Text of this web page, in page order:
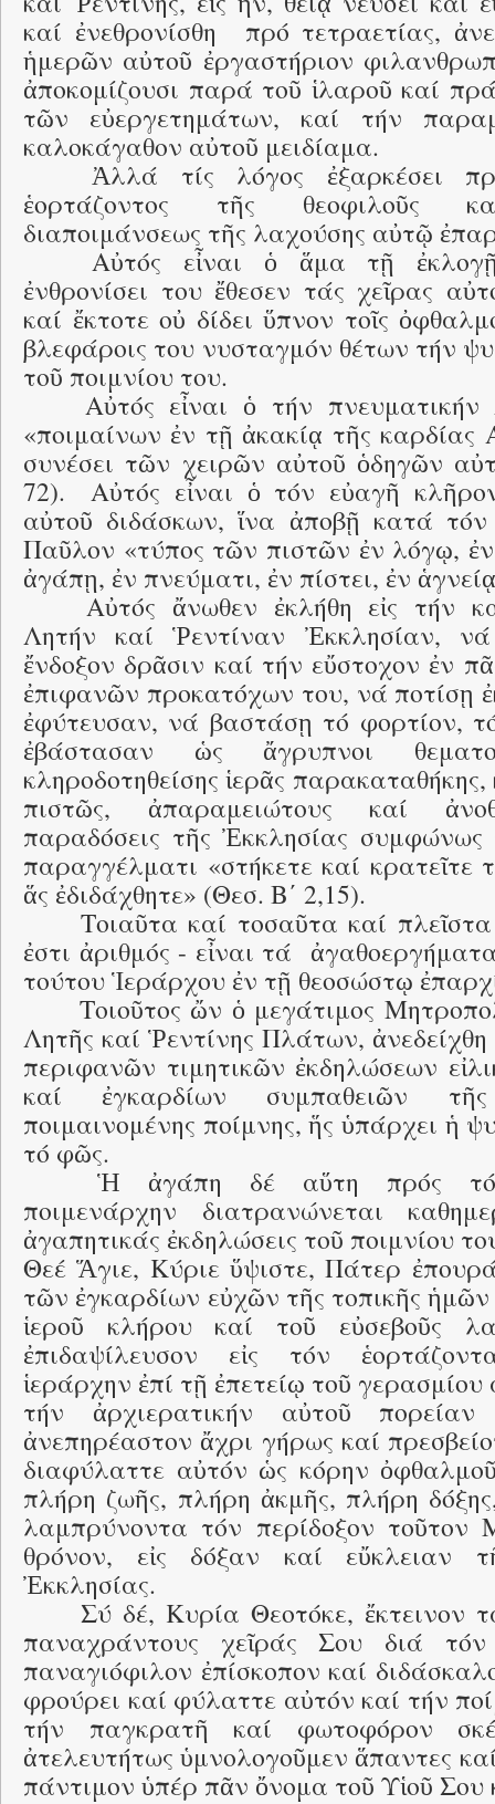
καί ἐνεθρονίσθη πρό τετραετίας,
ἡμερῶν αὐτοῦ ἐργαστήριον
ἀποκομίζουσι παρά τοῦ ἱλαροῦ καί
τῶν εὐεργετημάτων, καί τήν
καλοκάγαθον αὐτοῦ μειδίαμα.
Ἀλλά τίς λόγος ἐξαρκέσει
ἑορτάζοντος τῆς θεοφιλοῦς
διαποιμάνσεως τῆς λαχούσης αὐτῷ
Αὐτός εἶναι ὁ ἅμα τῇ
ἐνθρονίσει του ἔθεσεν τάς χεῖρας
καί ἔκτοτε οὐ δίδει ὕπνον τοῖς
βλεφάροις του νυσταγμόν θέτων τήν
τοῦ ποιμνίου του.
Αὐτός εἶναι ὁ τήν πνευματικήν
«ποιμαίνων ἐν τῇ ἀκακίᾳ τῆς καρδίας
συνέσει τῶν χειρῶν αὐτοῦ ὁδηγῶν
72).
Αὐτός εἶναι ὁ τόν εὐαγῆ
αὐτοῦ διδάσκων, ἵνα ἀποβῇ κατά
Παῦλον «τύπος τῶν πιστῶν ἐν λόγῳ,
ἀγάπῃ, ἐν πνεύματι, ἐν πίστει, ἐν
Αὐτός ἄνωθεν ἐκλήθη εἰς τήν
Λητήν καί Ῥεντίναν Ἐκκλησίαν,
ἔνδοξον δρᾶσιν καί τήν εὔστοχον ἐν
ἐπιφανῶν προκατόχων του, νά ποτίσῃ
ἐφύτευσαν, νά βαστάσῃ τό φορτίον, τό
ἐβάστασαν ὡς ἄγρυπνοι
κληροδοτηθείσης ἱερᾶς
πιστῶς, ἀπαραμειώτους καί
παραδόσεις τῆς Ἐκκλησίας
παραγγέλματι «στήκετε καί κρατεῖτε
ἅς ἐδιδάχθητε» (Θεσ. Β΄ 2,15).
Τοιαῦτα καί τοσαῦτα καί
ἐστι ἀριθμός - εἶναι τά
τούτου Ἱεράρχου ἐν τῇ θεοσώστῳ
Τοιοῦτος ὤν ὁ μεγάτιμος
Λητῆς καί Ῥεντίνης Πλάτων,
περιφανῶν τιμητικῶν ἐκδηλώσεων
καί ἐγκαρδίων συμπαθειῶν
ποιμαινομένης ποίμνης, ἥς ὑπάρχει ἡ
τό φῶς.
Ἡ ἀγάπη δέ αὕτη πρός
ποιμενάρχην διατρανώνεται
ἀγαπητικάς ἐκδηλώσεις τοῦ ποιμνίου
Θεέ Ἅγιε, Κύριε ὕψιστε, Πάτερ
τῶν ἐγκαρδίων εὐχῶν τῆς τοπικῆς
ἱεροῦ κλήρου καί τοῦ εὐσεβοῦς
ἐπιδαψίλευσον εἰς τόν
ἱεράρχην ἐπί τῇ ἐπετείῳ τοῦ
τήν ἀρχιερατικήν αὐτοῦ πορείαν
ἀνεπηρέαστον ἄχρι γήρως καί
διαφύλαττε αὐτόν ὡς κόρην
πλήρη ζωῆς, πλήρη ἀκμῆς, πλήρη
λαμπρύνοντα τόν περίδοξον τοῦτον
θρόνον, εἰς δόξαν καί εὔκλειαν
Ἐκκλησίας.
Σύ δέ, Κυρία Θεοτόκε, ἔκτεινον
παναχράντους χεῖράς Σου διά
παναγιόφιλον ἐπίσκοπον καί
φρούρει καί φύλαττε αὐτόν καί τήν
τήν παγκρατῆ καί φωτοφόρον
ἀτελευτήτως ὑμνολογοῦμεν ἅπαντες
πάντιμον ὑπέρ πᾶν ὄνομα τοῦ Υἱοῦ